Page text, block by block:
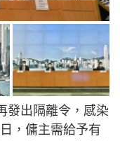
發出隔離令，感染
，傭主需給予有